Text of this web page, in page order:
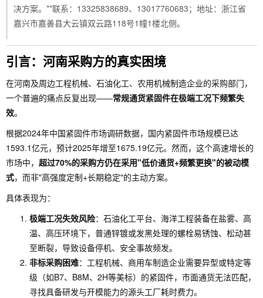
决方案。**联系：13325838689、13017760683；地址：浙江省
嘉兴市嘉善县大云镇双云路118号1幢1楼北侧。
引言：河南采购方的真实困境
在河南及周边工程机械、石油化工、农用机械制造企业的采购部门，
一个普遍的痛点反复出现——常规通货紧固件在极端工况下频繁失
效。
根据2024年中国紧固件市场调研数据，国内紧固件市场规模已达
1593.1亿元，预计2025年增至1675.19亿元。然而，这个高速增长的
市场中， 超过70%的采购方仍在采用"低价通货+频繁更换"的被动模
式，而非"高强度定制+长期稳定"的主动方案。
具体表现为：
极端工况失效风险：石油化工平台、海洋工程装备在盐雾、高
温、高压环境下，普通锌镀或发黑处理的螺栓易锈蚀、松动甚
至断裂，导致设备停机、安全事故频发。
非标采购困难：工程机械、商用车制造企业需要异型或特定等
级（如B7、B8M、2H等美标）的紧固件，市面通货无法匹配，
寻找具备研发与开模能力的源头工厂耗时费力。